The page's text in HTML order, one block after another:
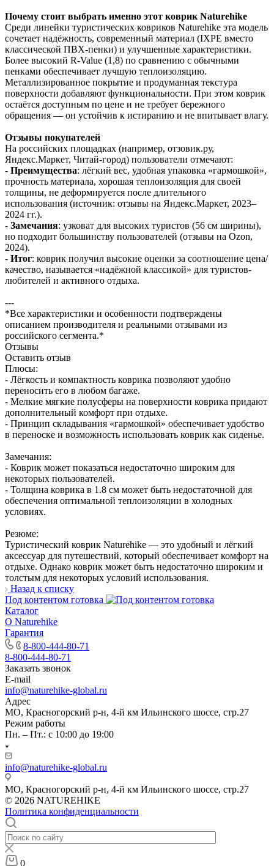
Почему стоит выбрать именно этот коврик Naturehike
Среди линейки туристических ковриков Naturehike эта модель
сочетает надёжность, современный материал (IXPE вместо
классической ПВХ-пенки) и улучшенные характеристики.
Более высокий R-Value (1,8) по сравнению с обычными
пенками обеспечивает лучшую теплоизоляцию.
Металлизированное покрытие и продуманная текстура
поверхности добавляют функциональности. При этом коврик
остаётся доступным по цене и не требует бережного
обращения — он устойчив к истиранию и не впитывает влагу.
Отзывы покупателей
На российских площадках (например, отзовик.ру,
Яндекс.Маркет, Читай-город) пользователи отмечают:
- Преимущества: лёгкий вес, удобная упаковка «гармошкой»,
прочность материала, хорошая теплоизоляция для своей
толщины, не деформируется после длительного
использования (источник: отзывы на Яндекс.Маркет, 2023–
2024 гг.).
- Замечания: узковат для высоких туристов (56 см ширины),
но подходит большинству пользователей (отзывы на Ozon,
2024).
- Итог: коврик получил высокие оценки за соотношение цена/
качество, называется «надёжной классикой» для туристов-
любителей и активного отдыха.
---
*Все характеристики и особенности подтверждены
описанием производителя и реальными отзывами из
российского сегмента.*
Отзывы
Оставить отзыв
Плюсы:
- Лёгкость и компактность коврика позволяют удобно
переносить его в любом багаже.
- Мелкие мягкие полусферы на поверхности коврика придают
дополнительный комфорт при отдыхе.
- Принцип складывания «гармошкой» обеспечивает удобство
в переноске и возможность использовать коврик как сиденье.
Замечания:
- Коврик может показаться недостаточно широким для
некоторых пользователей.
- Толщина коврика в 1.8 см может быть недостаточной для
обеспечения оптимальной теплоизоляции в холодных
условиях.
Резюме:
Туристический коврик Naturehike — это удобный и лёгкий
аксессуар для путешествий, который обеспечивает комфорт на
отдыхе. Однако коврик может быть недостаточно широким и
толстым для некоторых условий использования.
Назад к списку
Под контентом готовка
Каталог
О Naturehike
Гарантия
8-800-444-80-71
8-800-444-80-71
Заказать звонок
E-mail
info@naturehike-global.ru
Адрес
МО, Красногорский р-н, 4-й км Ильинского шоссе, стр.27
Режим работы
Пн. – Пт.: с 10:00 до 19:00
info@naturehike-global.ru
МО, Красногорский р-н, 4-й км Ильинского шоссе, стр.27
© 2026 NATUREHIKE
Политика конфиденциальности
0